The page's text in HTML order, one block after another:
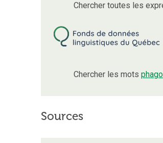
Chercher toutes les
Chercher les mots
Sources